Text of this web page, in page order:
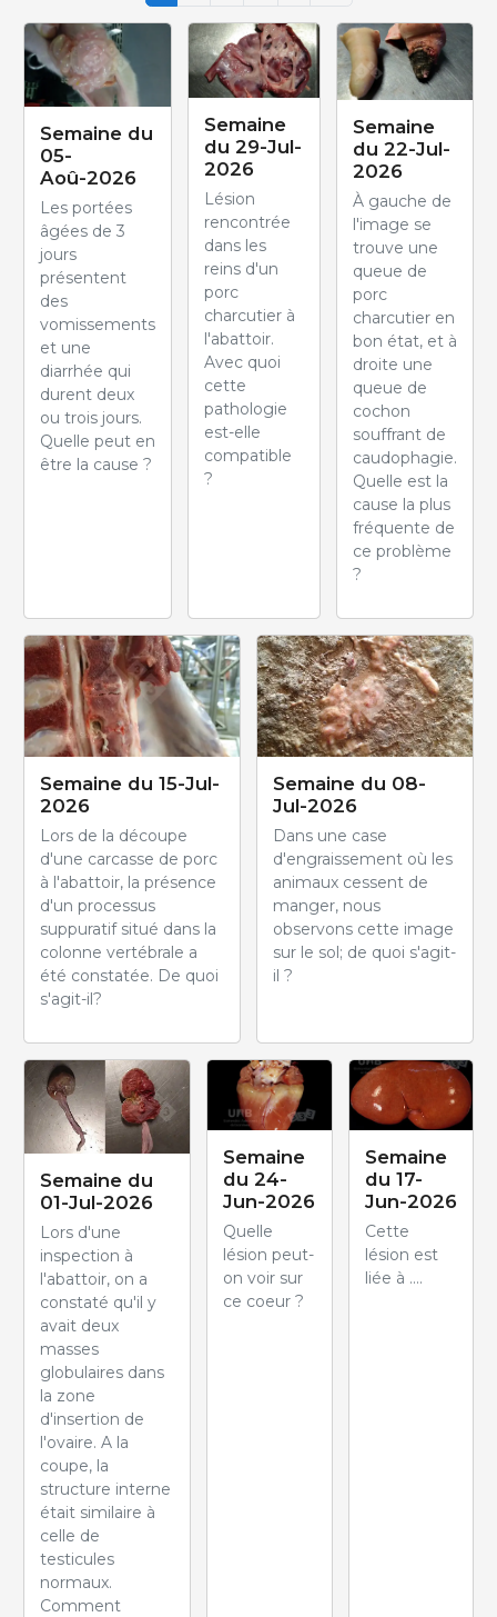
Semaine du
05-
Aoû-2026
Les portées
âgées de 3
jours
présentent
des
vomissements
et une
diarrhée qui
durent deux
ou trois jours.
Quelle peut en
être la cause ?
Semaine
du 29-Jul-
2026
Lésion
rencontrée
dans les
reins d'un
porc
charcutier à
l'abattoir.
Avec quoi
cette
pathologie
est-elle
compatible
?
Semaine
du 22-Jul-
2026
À gauche de
l'image se
trouve une
queue de
porc
charcutier en
bon état, et à
droite une
queue de
cochon
souffrant de
caudophagie.
Quelle est la
cause la plus
fréquente de
ce problème
?
Semaine du 15-Jul-
2026
Lors de la découpe
d'une carcasse de porc
à l'abattoir, la présence
d'un processus
suppuratif situé dans la
colonne vertébrale a
été constatée. De quoi
s'agit-il?
Semaine du 08-
Jul-2026
Dans une case
d'engraissement où les
animaux cessent de
manger, nous
observons cette image
sur le sol; de quoi s'agit-
il ?
Semaine du
01-Jul-2026
Lors d'une
inspection à
l'abattoir, on a
constaté qu'il y
avait deux
masses
globulaires dans
la zone
d'insertion de
l'ovaire. A la
coupe, la
structure interne
était similaire à
celle de
testicules
normaux.
Comment
Semaine
du 24-
Jun-2026
Quelle
lésion peut-
on voir sur
ce coeur ?
Semaine
du 17-
Jun-2026
Cette
lésion est
liée à ....